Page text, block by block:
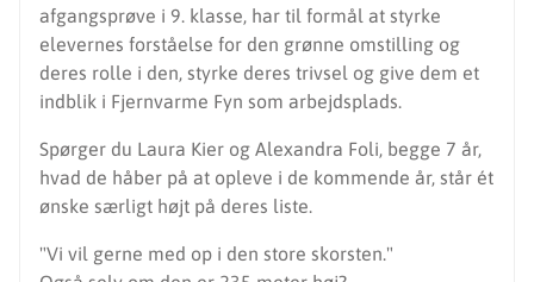
afgangsprøve i 9. klasse, har til formål at styrke
elevernes forståelse for den grønne omstilling og
deres rolle i den, styrke deres trivsel og give dem et
indblik i Fjernvarme Fyn som arbejdsplads.
Spørger du Laura Kier og Alexandra Foli, begge 7 år,
hvad de håber på at opleve i de kommende år, står ét
ønske særligt højt på deres liste.
"Vi vil gerne med op i den store skorsten."